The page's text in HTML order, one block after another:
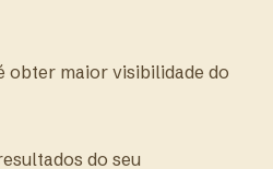
obter maior visibilidade do
do seu